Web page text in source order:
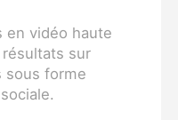
en vidéo haute
sur
sous forme